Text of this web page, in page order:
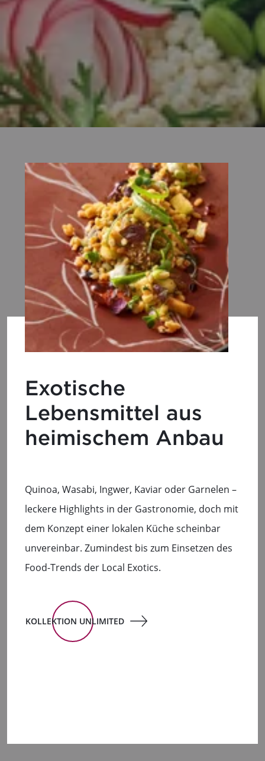
Exotische
Lebensmittel aus
heimischem Anbau
Quinoa, Wasabi, Ingwer, Kaviar oder Garnelen –
leckere Highlights in der Gastronomie, doch mit
dem Konzept einer lokalen Küche scheinbar
unvereinbar. Zumindest bis zum Einsetzen des
Food-Trends der Local Exotics.
KOLLEKTION UNLIMITED